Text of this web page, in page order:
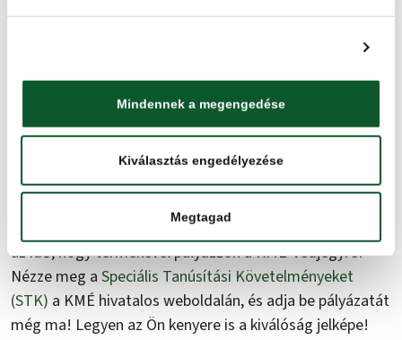
Mindennek a megengedése
Kiválasztás engedélyezése
Megtagad
terméket választanak, a Ceres Zrt. számára pedig
A KMÉ-védjegy egy fontos mérföldkő valamennyi
védjegyhasználó vállalat életében, hiszen az egyetlen
Európai Unió által elismert a minőségrendszerhez való
csatlakozással, tovább növelhetik piaci jelenlétüket.
Pályázzon Ön is a KMÉ-védjegyre!
Ha Ön elkötelezett a minőségi kenyérkészítés iránt, itt
az idő, hogy termékével pályázzon a KMÉ-védjegyre!
Nézze meg a Speciális Tanúsítási Követelményeket
(STK) a KMÉ hivatalos weboldalán, és adja be pályázatát
még ma! Legyen az Ön kenyere is a kiválóság jelképe!